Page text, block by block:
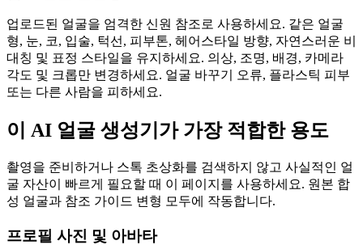
업로드된 얼굴을 엄격한 신원 참조로 사용하세요. 같은 얼굴
형, 눈, 코, 입술, 턱선, 피부톤, 헤어스타일 방향, 자연스러운 비
대칭 및 표정 스타일을 유지하세요. 의상, 조명, 배경, 카메라
각도 및 크롭만 변경하세요. 얼굴 바꾸기 오류, 플라스틱 피부
또는 다른 사람을 피하세요.
이 AI 얼굴 생성기가 가장 적합한 용도
촬영을 준비하거나 스톡 초상화를 검색하지 않고 사실적인 얼
굴 자산이 빠르게 필요할 때 이 페이지를 사용하세요. 원본 합
성 얼굴과 참조 가이드 변형 모두에 작동합니다.
프로필 사진 및 아바타